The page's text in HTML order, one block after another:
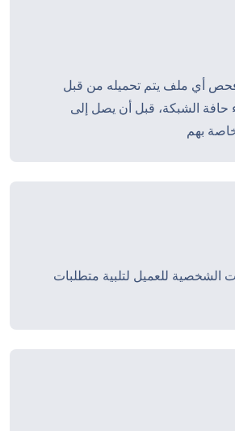
أي ملف يتم تحميله من قبل
حافة الشبكة، قبل أن يصل إلى
بهم
الشخصية للعميل لتلبية متطلبات